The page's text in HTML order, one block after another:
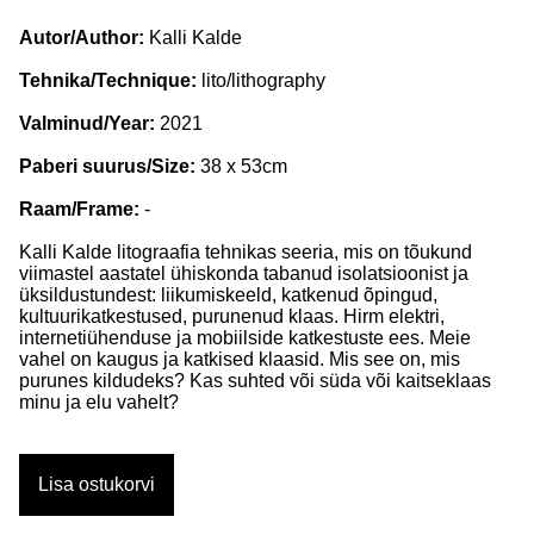
Autor/Author: Kalli Kalde
Tehnika/Technique: lito/lithography
Valminud/Year: 2021
Paberi suurus/Size: 38 x 53cm
Raam/Frame: -
Kalli Kalde litograafia tehnikas seeria, mis on tõukund
viimastel aastatel ühiskonda tabanud isolatsioonist ja
üksildustundest: liikumiskeeld, katkenud õpingud,
kultuurikatkestused, purunenud klaas. Hirm elektri,
internetiühenduse ja mobiilside katkestuste ees. Meie
vahel on kaugus ja katkised klaasid. Mis see on, mis
purunes kildudeks? Kas suhted või süda või kaitseklaas
minu ja elu vahelt?
Lisa ostukorvi